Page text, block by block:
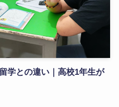
学との違い｜高校1年生が